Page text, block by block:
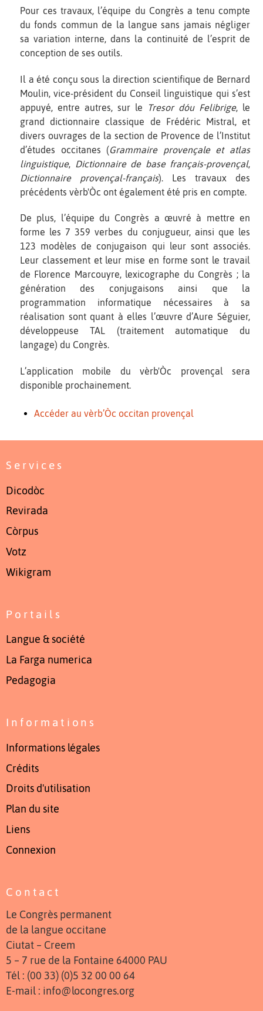
Pour ces travaux, l’équipe du Congrès a tenu compte
du fonds commun de la langue sans jamais négliger
sa variation interne, dans la continuité de l’esprit de
conception de ses outils.
Il a été conçu sous la direction scientifique de Bernard
Moulin, vice-président du Conseil linguistique qui s’est
appuyé, entre autres, sur le
Tresor dóu Felibrige, le
grand dictionnaire classique de Frédéric Mistral, et
divers ouvrages de la section de Provence de l’Institut
d’études occitanes (Grammaire provençale et atlas
linguistique, Dictionnaire de base français-provençal,
Dictionnaire provençal-français). Les travaux des
précédents vèrb'Òc ont également été pris en compte.
De plus, l’équipe du Congrès a œuvré à mettre en
forme les 7 359 verbes du conjugueur, ainsi que les
123 modèles de conjugaison qui leur sont associés.
Leur classement et leur mise en forme sont le travail
de Florence Marcouyre, lexicographe du Congrès ; la
génération des conjugaisons ainsi que la
programmation informatique nécessaires à sa
réalisation sont quant à elles l’œuvre d’Aure Séguier,
développeuse TAL (traitement automatique du
langage) du Congrès.
L’application mobile du vèrb'Òc provençal sera
disponible prochainement.
Accéder au vèrb’Òc occitan provençal
Services
Dicodòc
Revirada
Còrpus
Votz
Wikigram
Portails
Langue & société
La Farga numerica
Pedagogia
Informations
Informations légales
Crédits
Droits d'utilisation
Plan du site
Liens
Connexion
Contact
Le Congrès permanent
de la langue occitane
Ciutat – Creem
5 – 7 rue de la Fontaine 64000 PAU
Tél : (00 33) (0)5 32 00 00 64
E-mail : info@locongres.org